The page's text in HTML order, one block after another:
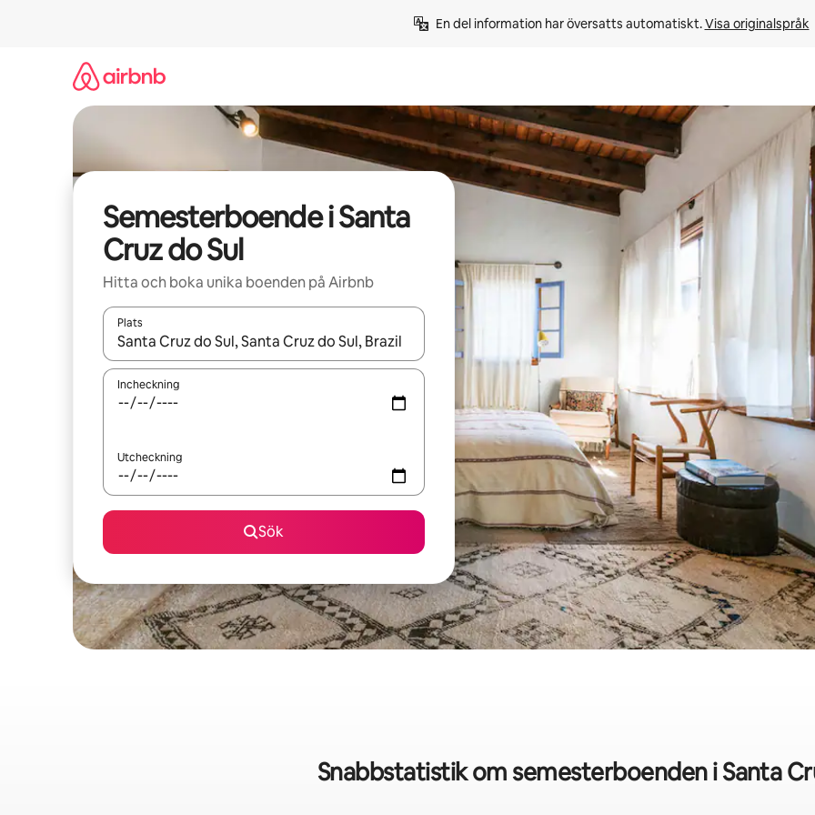
En del information har översatts automatiskt. Visa originalspråk
Semesterboende i Santa
Cruz do Sul
Hitta och boka unika boenden på Airbnb
Plats
När resultaten är tillgängliga kan du navigera med upp- och nedåtpilarna eller utforska genom att trycka eller svepa.
Incheckning
Utcheckning
Sök
Snabbstatistik om semesterboenden i Santa